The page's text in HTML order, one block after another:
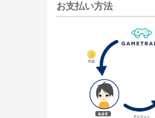
お支払い方法